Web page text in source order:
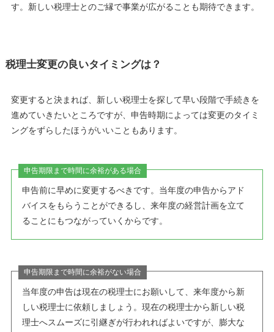
す。新しい税理士とのご縁で事業が広がることも期待できます。
税理士変更の良いタイミングは？
変更すると決まれば、新しい税理士を探して早い段階で手続きを
進めていきたいところですが、申告時期によっては変更のタイミ
ングをずらしたほうがいいこともあります。
申告期限まで時間に余裕がある場合
申告前に早めに変更するべきです。当年度の申告からアド
バイスをもらうことができるし、来年度の経営計画を立て
ることにもつながっていくからです。
申告期限まで時間に余裕がない場合
当年度の申告は現在の税理士にお願いして、来年度から新
しい税理士に依頼しましょう。現在の税理士から新しい税
理士へスムーズに引継ぎが行われればよいですが、膨大な